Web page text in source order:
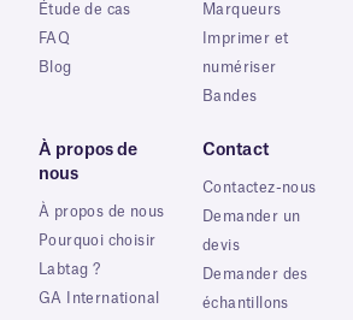
Étude de cas
FAQ
Blog
Marqueurs
Imprimer et
numériser
Bandes
À propos de
nous
À propos de nous
Pourquoi choisir
Labtag ?
GA International
Contact
Contactez-nous
Demander un
devis
Demander des
échantillons